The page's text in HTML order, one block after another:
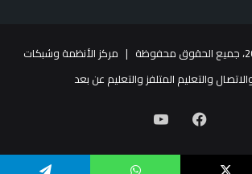
مركز الأنظمة وشبكات
والتعليم المتلفز والتعليم عن بعد
فيسبوك